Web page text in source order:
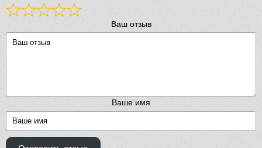
Ваш отзыв
Ваше имя